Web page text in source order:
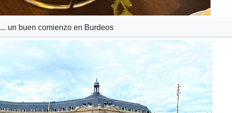
... un buen comienzo en Burdeos